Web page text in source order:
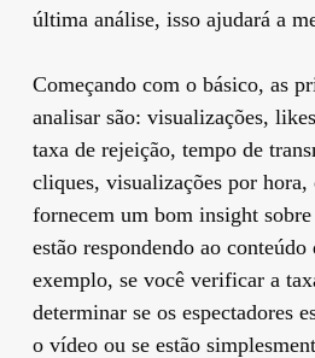
última análise, isso ajudará a
Começando com o básico, as
analisar são: visualizações,
taxa de rejeição, tempo de
cliques, visualizações por hora,
fornecem um bom insight
estão respondendo ao
exemplo, se você verificar a
determinar se os espectadores
o vídeo ou se estão